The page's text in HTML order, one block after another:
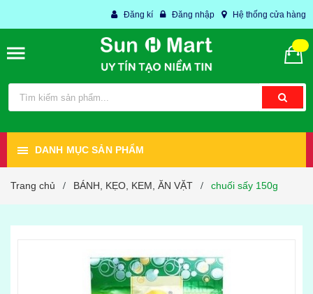
Đăng kí Đăng nhập Hệ thống cửa hàng
DANH MỤC SẢN PHẨM
Trang chủ / BÁNH, KẸO, KEM, ĂN VẶT / chuối sấy 150g